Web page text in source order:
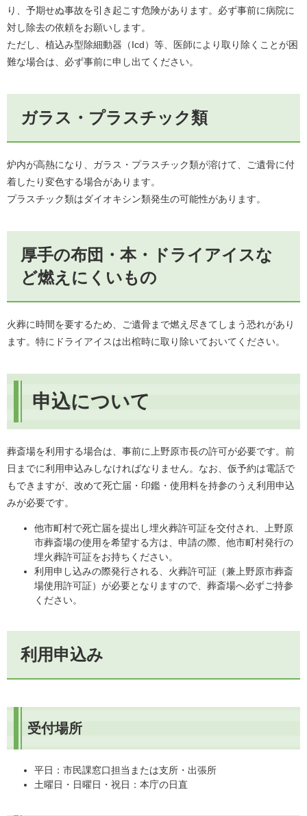
り、予期せぬ事故を引き起こす危険があります。必ず事前に病院に
対し除去の依頼をお願いします。
ただし、植込み型除細動器（Icd）等、医師により取り除くことが困
難な場合は、必ず事前に申し出てください。
ガラス・プラスチック類
炉内が高熱になり、ガラス・プラスチック類が溶けて、ご遺骨に付
着したり変色する場合があります。
プラスチック類はダイオキシン類発生の可能性があります。
厚手の布団・本・ドライアイスな
ど燃えにくいもの​
火葬に時間を要するため、ご遺骨まで燃え尽きてしまう恐れがあり
ます。特にドライアイスは出棺時に取り除いておいてください。
申込について
葬斎場を利用する場合は、事前に上野原市長の許可が必要です。前
日までに利用申込みしなければなりません。なお、仮予約は電話で
もできますが、改めて死亡届・印鑑・使用料を持参のうえ利用申込
みが必要です。
他市町村で死亡届を提出し埋火葬許可証を交付され、上野原
市葬斎場の使用を希望する方は、申請の際、他市町村発行の
埋火葬許可証をお持ちください。
利用申し込みの際発行される、火葬許可証（兼上野原市葬斎
場使用許可証）が必要となりますので、葬斎場へ必ずご持参
ください。
利用申込み
受付場所
平日：市民課窓口担当または支所・出張所
土曜日・日曜日・祝日：本庁の日直